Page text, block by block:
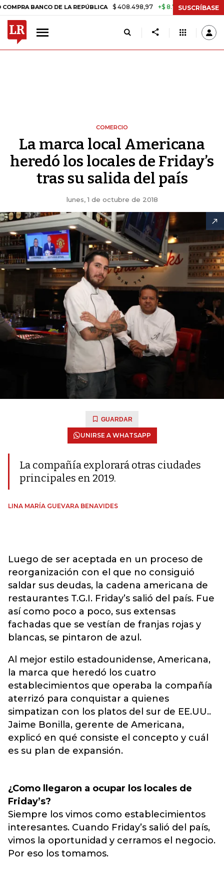
DE LA REPÚBLICA $ 408.498,97 +$ 8.753,81 +2,19% TASA
SUSCRÍBASE
COMERCIO
La marca local Americana
heredó los locales de Friday’s
tras su salida del país
lunes, 1 de octubre de 2018
GUARDAR
UNIRSE A WHATSAPP
La compañía explorará otras ciudades
principales en 2019.
LINA MARÍA GUEVARA BENAVIDES
Luego de ser aceptada en un proceso de
reorganización con el que no consiguió
saldar sus deudas, la cadena americana de
restaurantes T.G.I. Friday’s salió del país. Fue
así como poco a poco, sus extensas
fachadas que se vestían de franjas rojas y
blancas, se pintaron de azul.
Al mejor estilo estadounidense, Americana,
la marca que heredó los cuatro
establecimientos que operaba la compañía
aterrizó para conquistar a quienes
simpatizan con los platos del sur de EE.UU..
Jaime Bonilla, gerente de Americana,
explicó en qué consiste el concepto y cuál
es su plan de expansión.
¿Como llegaron a ocupar los locales de
Friday’s?
Siempre los vimos como establecimientos
interesantes. Cuando Friday’s salió del país,
vimos la oportunidad y cerramos el negocio.
Por eso los tomamos.